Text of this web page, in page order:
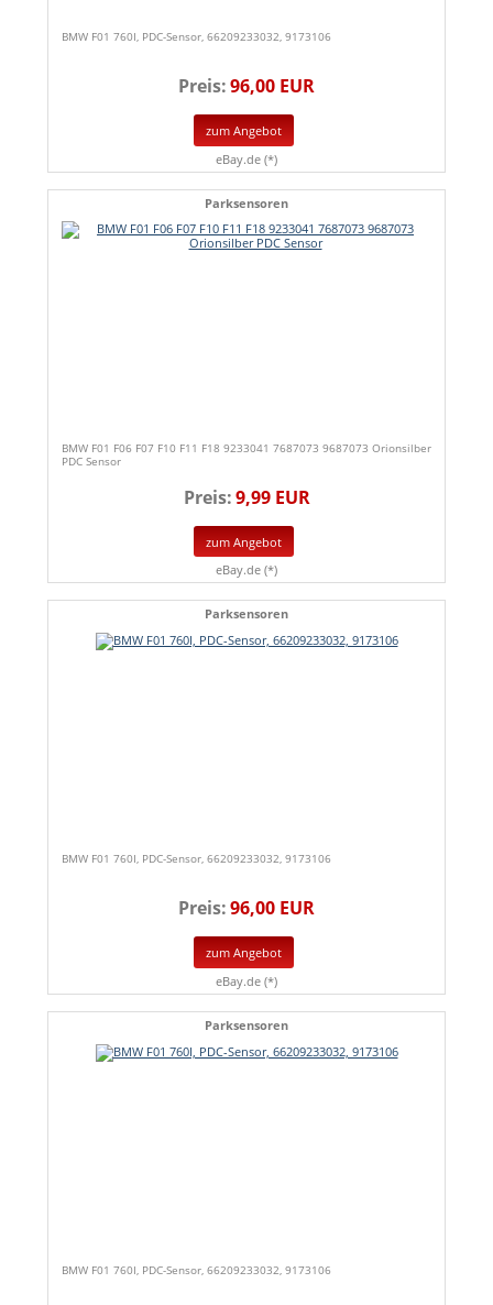
BMW F01 760I, PDC-Sensor, 66209233032, 9173106
Preis:96,00 EUR
zum Angebot
eBay.de (*)
Parksensoren
BMW F01 F06 F07 F10 F11 F18 9233041 7687073 9687073 Orionsilber
PDC Sensor
Preis:9,99 EUR
zum Angebot
eBay.de (*)
Parksensoren
BMW F01 760I, PDC-Sensor, 66209233032, 9173106
Preis:96,00 EUR
zum Angebot
eBay.de (*)
Parksensoren
BMW F01 760I, PDC-Sensor, 66209233032, 9173106